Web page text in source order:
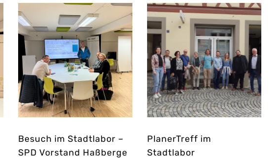
Besuch im Stadtlabor –
SPD Vorstand Haßberge
PlanerTreff im
Stadtlabor